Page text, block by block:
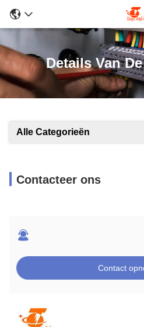
Details Van
Alle Categorieën
Contacteer ons
Contact